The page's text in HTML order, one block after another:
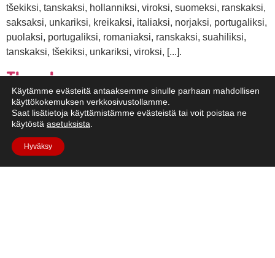
tšekiksi, tanskaksi, hollanniksi, viroksi, suomeksi, ranskaksi,
saksaksi, unkariksi, kreikaksi, italiaksi, norjaksi, portugaliksi,
puolaksi, portugaliksi, romaniaksi, ranskaksi, suahiliksi,
tanskaksi, tšekiksi, unkariksi, viroksi, [...].
Ilma kuussa
Käytämme evästeitä antaaksemme sinulle parhaan mahdollisen
käyttökokemuksen verkkosivustollamme.
Saat lisätietoja käyttämistämme evästeistä tai voit poistaa ne
käytöstä asetuksista
Hyväksy